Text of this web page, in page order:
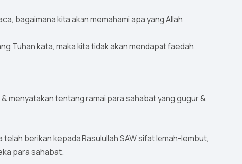
bagaimana kita akan memahami apa yang Allah
Tuhan kata, maka kita tidak akan mendapat faedah
menyatakan tentang ramai para sahabat yang gugur &
telah berikan kepada Rasulullah SAW sifat lemah-lembut,
para sahabat.